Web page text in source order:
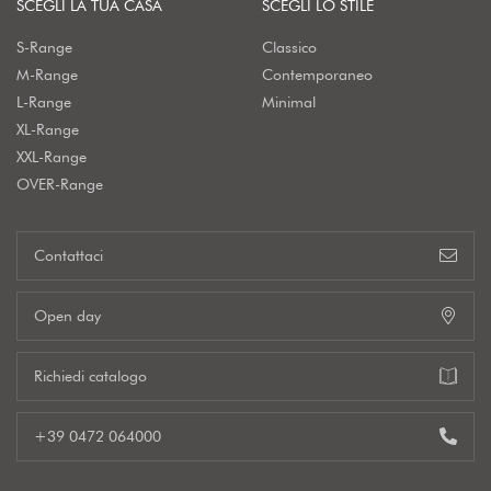
SCEGLI LA TUA CASA
S-Range
M-Range
L-Range
XL-Range
XXL-Range
OVER-Range
SCEGLI LO STILE
Classico
Contemporaneo
Minimal
Contattaci
Open day
Richiedi catalogo
+39 0472 064000